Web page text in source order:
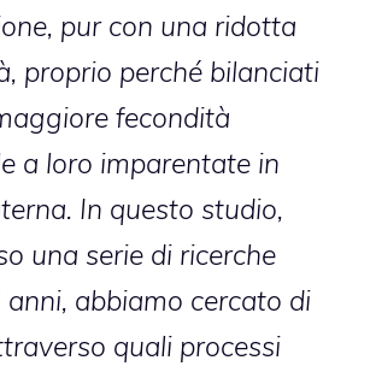
pur con una ridotta
proprio perché bilanciati
fecondità
a loro imparentate in
In questo studio,
una serie di ricerche
abbiamo cercato di
quali processi